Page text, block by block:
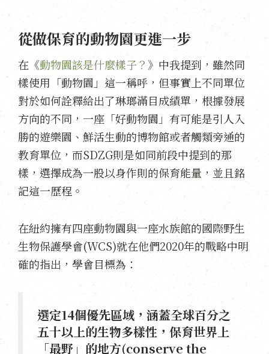
從做保育的動物園更進一步
在《動物園該是什麼樣子？ 》中我提到，雖然同
樣使用「動物園」這一稱呼，但事實上不同單位
對於如何詮釋給出了琳瑯滿目成績單，根據發展
方向的不同，一座「好動物園」有可能是引人入
勝的遊樂園、鮮活生動的博物館或者觸類旁通的
教育單位，而SDZG則是如同前段中提到的那
樣，選擇成為一股以身作則的保育能量，並且銘
記這一歷程。
在紐約擁有四座動物園與一座水族館的國際野生
生物保護學會(WCS)就在他們2020年的戰略中明
確的指出，學會目標為：
選定14個優先區域，涵蓋全球百分之
五十以上的生物多樣性，保育世界上
「最野」的地方(conserve the